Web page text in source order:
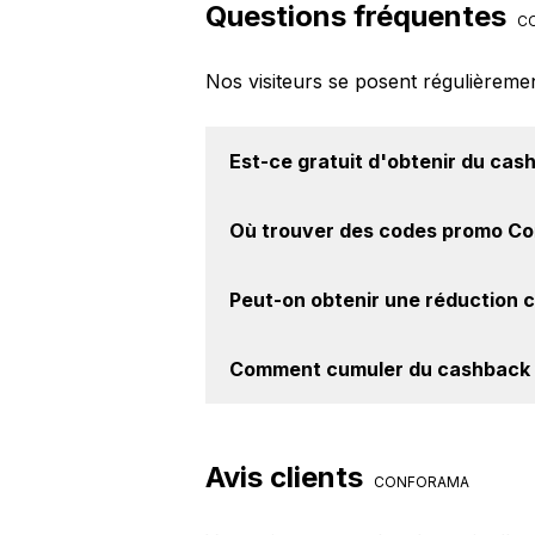
Questions fréquentes
Nos visiteurs se posent
Est-ce gratuit d'obtenir du
Conforama. Oui, c'est donc gratuit
Où trouver des codes promo
notre site BackBackBack, vous
Peut-on obtenir une réduction
le site web de Conforama. Ce
Comment cumuler du cashback
achat sur le site Conforama.
Avis clients CONFORAMA